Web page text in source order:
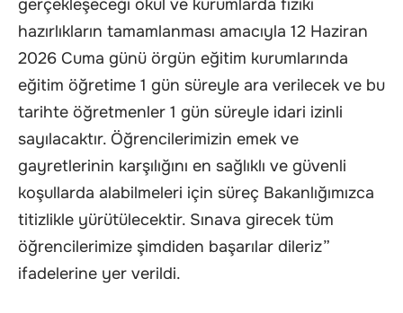
gerçekleşeceği okul ve kurumlarda fiziki
hazırlıkların tamamlanması amacıyla 12 Haziran
2026 Cuma günü örgün eğitim kurumlarında
eğitim öğretime 1 gün süreyle ara verilecek ve bu
tarihte öğretmenler 1 gün süreyle idari izinli
sayılacaktır. Öğrencilerimizin emek ve
gayretlerinin karşılığını en sağlıklı ve güvenli
koşullarda alabilmeleri için süreç Bakanlığımızca
titizlikle yürütülecektir. Sınava girecek tüm
öğrencilerimize şimdiden başarılar dileriz”
ifadelerine yer verildi.